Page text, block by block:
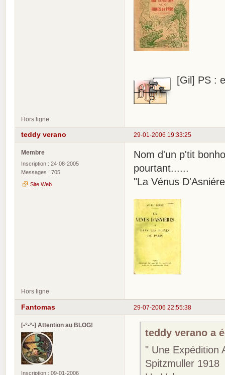
[Gil] PS :
Hors ligne
29-01-2006 19:33:25
teddy verano
Membre
Inscription : 24-08-2005
Messages : 705
Site Web
Nom d'un p'tit
pourtant......
"La Vénus
Hors ligne
29-07-2006 22:55:38
Fantomas
[•°•°•] Attention au BLOG!
Inscription : 09-01-2006
teddy verano a
" Une Expédition
Spitzmuller 1918